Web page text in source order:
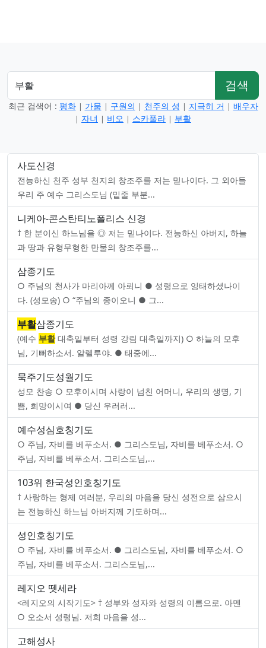
검색
최근 검색어 : 평화 | 가뭄 | 구원의 | 천주의 성 | 지극히 거 | 배우자
| 자녀 | 비오 | 스카풀라 | 부활
사도신경
전능하신 천주 성부 천지의 창조주를 저는 믿나이다. 그 외아들
우리 주 예수 그리스도님 (밑줄 부분...
니케아-콘스탄티노폴리스 신경
† 한 분이신 하느님을 ◎ 저는 믿나이다. 전능하신 아버지, 하늘
과 땅과 유형무형한 만물의 창조주를...
삼종기도
○ 주님의 천사가 마리아께 아뢰니 ● 성령으로 잉태하셨나이
다. (성모송) ○ “주님의 종이오니 ● 그...
부활삼종기도
(예수 부활대축일부터 성령 강림 대축일까지) ○ 하늘의 모후
님, 기뻐하소서. 알렐루야. ● 태중에...
묵주기도성월기도
성모 찬송 ○ 모후이시며 사랑이 넘친 어머니, 우리의 생명, 기
쁨, 희망이시여 ● 당신 우러러...
예수성심호칭기도
○ 주님, 자비를 베푸소서. ● 그리스도님, 자비를 베푸소서. ○
주님, 자비를 베푸소서. 그리스도님,...
103위 한국성인호칭기도
† 사랑하는 형제 여러분, 우리의 마음을 당신 성전으로 삼으시
는 전능하신 하느님 아버지께 기도하며...
성인호칭기도
○ 주님, 자비를 베푸소서. ● 그리스도님, 자비를 베푸소서. ○
주님, 자비를 베푸소서. 그리스도님,...
레지오 뗏세라
<레지오의 시작기도> † 성부와 성자와 성령의 이름으로. 아멘
○ 오소서 성령님. 저희 마음을 성...
고해성사